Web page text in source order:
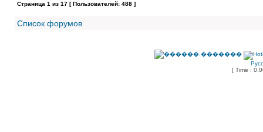
Страница 1 из 17 [ Пользователей: 488 ]
Список форумов
[ Time :